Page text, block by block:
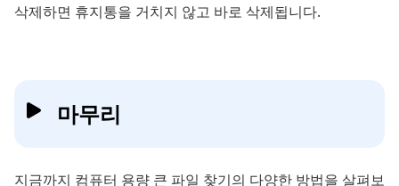
삭제하면 휴지통을 거치지 않고 바로 삭제됩니다.
마무리
지금까지 컴퓨터 용량 큰 파일 찾기의 다양한 방법을 살펴보